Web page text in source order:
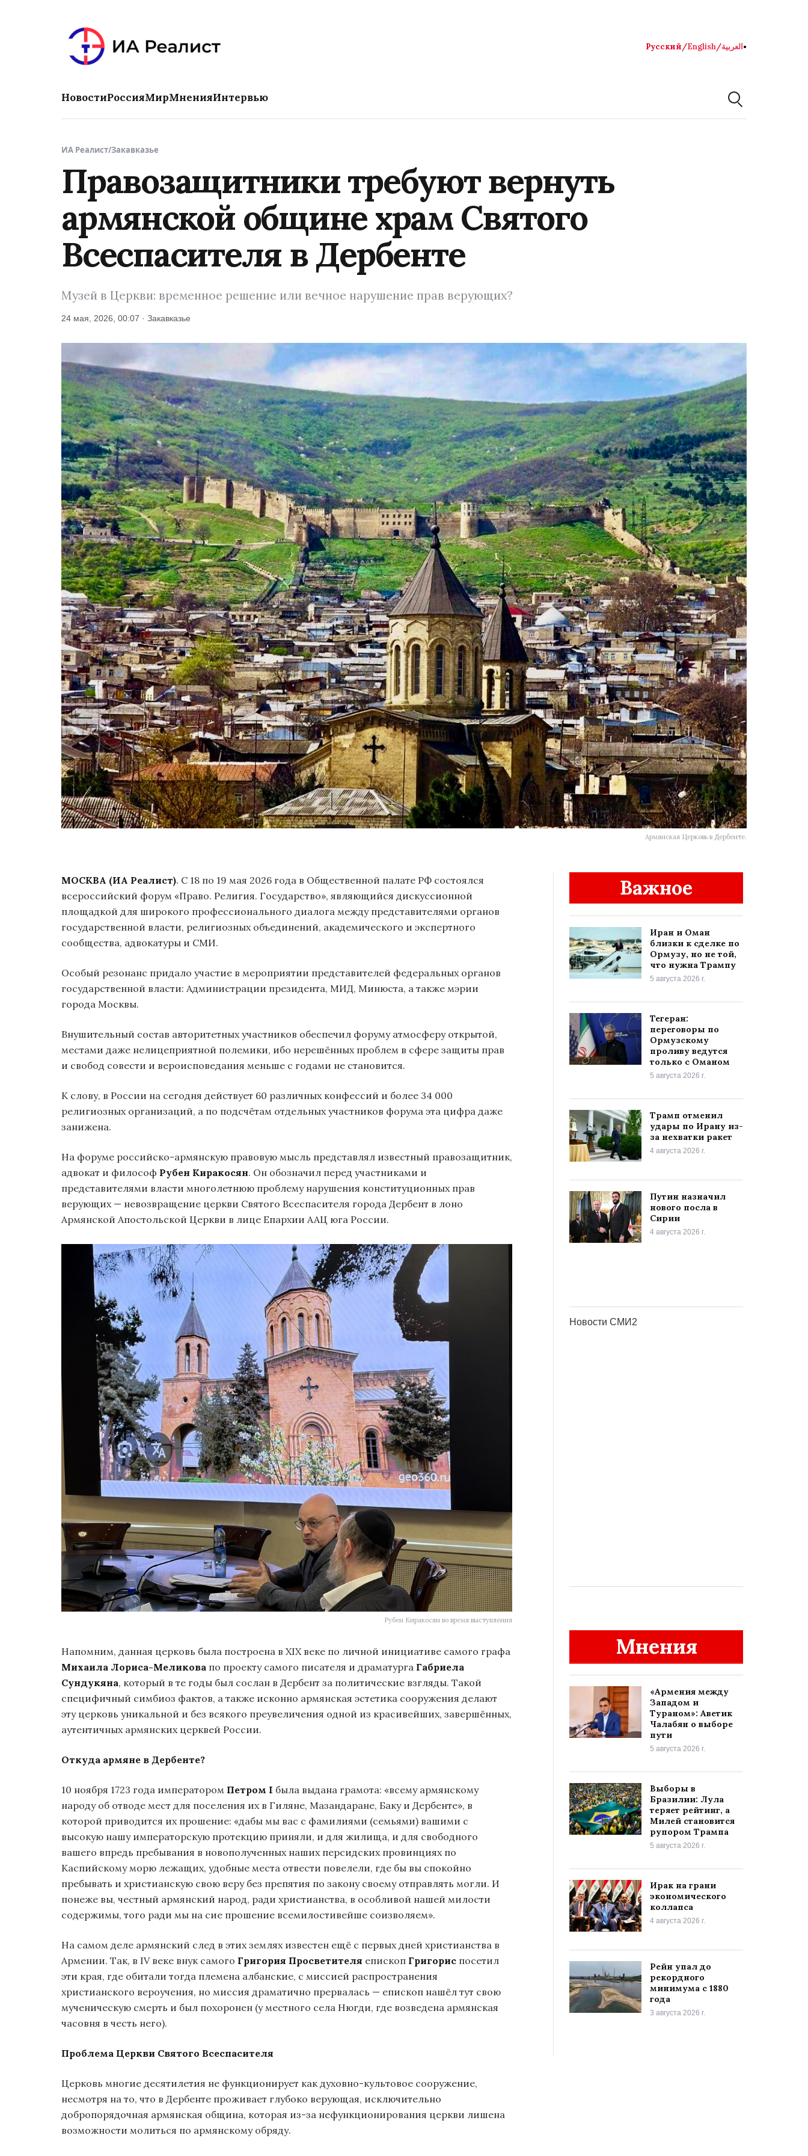
Русский/English/العربية●
НовостиРоссияМирМненияИнтервью
ИА Реалист/Закавказье
Правозащитники требуют вернуть
армянской общине храм Святого
Всеспасителя в Дербенте
Музей в Церкви: временное решение или вечное нарушение прав верующих?
24 мая, 2026, 00:07 · Закавказье
Армянская Церковь в Дербенте.
МОСКВА (ИА Реалист). С 18 по 19 мая 2026 года в Общественной палате РФ состоялся
всероссийский форум «Право. Религия. Государство», являющийся дискуссионной
площадкой для широкого профессионального диалога между представителями органов
государственной власти, религиозных объединений, академического и экспертного
сообщества, адвокатуры и СМИ.
Особый резонанс придало участие в мероприятии представителей федеральных органов
государственной власти: Администрации президента, МИД, Минюста, а также мэрии
города Москвы.
Внушительный состав авторитетных участников обеспечил форуму атмосферу открытой,
местами даже нелицеприятной полемики, ибо нерешённых проблем в сфере защиты прав
и свобод совести и вероисповедания меньше с годами не становится.
К слову, в России на сегодня действует 60 различных конфессий и более 34 000
религиозных организаций, а по подсчётам отдельных участников форума эта цифра даже
занижена.
На форуме российско-армянскую правовую мысль представлял известный правозащитник,
адвокат и философ Рубен Киракосян. Он обозначил перед участниками и
представителями власти многолетнюю проблему нарушения конституционных прав
верующих — невозвращение церкви Святого Всеспасителя города Дербент в лоно
Армянской Апостольской Церкви в лице Епархии ААЦ юга России.
Рубен Киракосян во время выступления
Напомним, данная церковь была построена в XIX веке по личной инициативе самого графа
Михаила Лориса-Меликова по проекту самого писателя и драматурга Габриела
Сундукяна, который в те годы был сослан в Дербент за политические взгляды. Такой
специфичный симбиоз фактов, а также исконно армянская эстетика сооружения делают
эту церковь уникальной и без всякого преувеличения одной из красивейших, завершённых,
аутентичных армянских церквей России.
Откуда армяне в Дербенте?
10 ноября 1723 года императором Петром I была выдана грамота: «всему армянскому
народу об отводе мест для поселения их в Гиляне, Мазандаране, Баку и Дербенте», в
которой приводится их прошение: «дабы мы вас с фамилиями (семьями) вашими с
высокую нашу императорскую протекцию приняли, и для жилища, и для свободного
вашего впредь пребывания в новополученных наших персидских провинциях по
Каспийскому морю лежащих, удобные места отвести повелели, где бы вы спокойно
пребывать и христианскую свою веру без препятия по закону своему отправлять могли. И
понеже вы, честный армянский народ, ради христианства, в особливой нашей милости
содержимы, того ради мы на сие прошение всемилостивейше соизволяем».
На самом деле армянский след в этих землях известен ещё с первых дней христианства в
Армении. Так, в IV веке внук самого Григория Просветителя епископ Григорис посетил
эти края, где обитали тогда племена албанские, с миссией распространения
христианского вероучения, но миссия драматично прервалась — епископ нашёл тут свою
мученическую смерть и был похоронен (у местного села Нюгди, где возведена армянская
часовня в честь него).
Проблема Церкви Святого Всеспасителя
Церковь многие десятилетия не функционирует как духовно-культовое сооружение,
несмотря на то, что в Дербенте проживает глубоко верующая, исключительно
добропорядочная армянская община, которая из-за нефункционирования церкви лишена
возможности молиться по армянскому обряду.
Важное
Иран и Оман
близки к сделке по
Ормузу, но не той,
что нужна Трампу
5 августа 2026 г.
Тегеран:
переговоры по
Ормузскому
проливу ведутся
только с Оманом
5 августа 2026 г.
Трамп отменил
удары по Ирану из-
за нехватки ракет
4 августа 2026 г.
Путин назначил
нового посла в
Сирии
4 августа 2026 г.
Мнения
«Армения между
Западом и
Тураном»: Аветик
Чалабян о выборе
пути
5 августа 2026 г.
Выборы в
Бразилии: Лула
теряет рейтинг, а
Милей становится
рупором Трампа
5 августа 2026 г.
Ирак на грани
экономического
коллапса
4 августа 2026 г.
Рейн упал до
рекордного
минимума с 1880
года
3 августа 2026 г.